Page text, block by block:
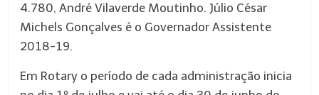
4.780, André Vilaverde Moutinho. Júlio César
Michels Gonçalves é o Governador Assistente
2018-19.
Em Rotary o período de cada administração inicia